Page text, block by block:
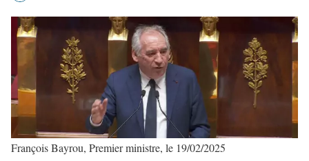
François Bayrou, Premier ministre, le 19/02/2025